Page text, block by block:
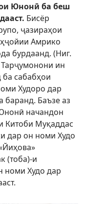
Юнонӣ ба беш
Бисёр
ҷазираҳои
Амрико
бурдаанд. (Ниг.
Тарҷумонони ин
сабабҳои
Худоро дар
Баъзе аз
начандон
Китоби Муқаддас
дар он номи Худо
(тоба)-и
номи Худо дар